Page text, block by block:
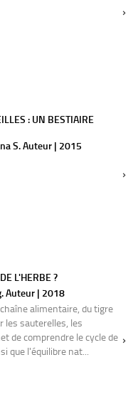
: UN BESTIAIRE
S. Auteur | 2015
L'HERBE ?
Auteur | 2018
alimentaire, du tigre
les sauterelles, les
de comprendre le cycle de
que l'équilibre nat...